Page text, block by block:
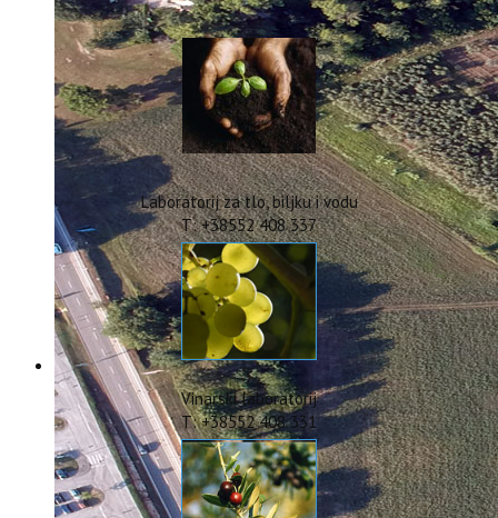
IstraOILFest
ARHIVA PROJEKATA
IstraECOinclusive
Izdavačka djelatnost
Izbor u znanstvena zvanja
Dokumenti
Statut
Strategija
CIP
Pravo na pristup informacijama
Zaštita osobnih podataka
Godišnji izvještaj
Javna nabava
Natječaji za radna mjesta
Zakonodavni okvir
Akti Instituta
Linkovi
Kontakt
webmail
Popularizacija znanosti
ERASMUS+
Laboratorij za tlo, biljku i vodu
T: +38552 408 337
Vinarski laboratorij
T: +38552 408 331